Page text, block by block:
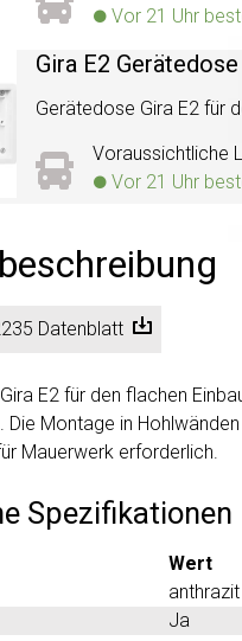
Vor 21 Uhr
Gira E2
Gerätedose Gira E2 für
Voraussichtliche
Vor 21 Uhr
Datenblatt
E2 für den flachen
Die Montage in
Mauerwerk erforderlich.
Spezifikationen
Wert
anthrazit
Ja